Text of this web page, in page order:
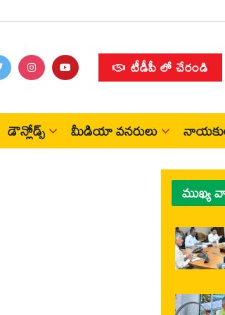
టీడీపీ లో చేరండి
డౌన్లోడ్స్ మీడియా వనరులు
ముఖ్య